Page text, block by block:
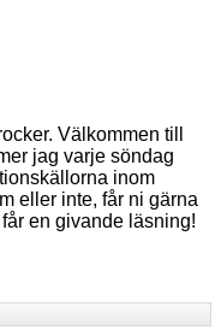
Välkommen till
jag varje söndag
inom
eller inte, får ni gärna
en givande läsning!